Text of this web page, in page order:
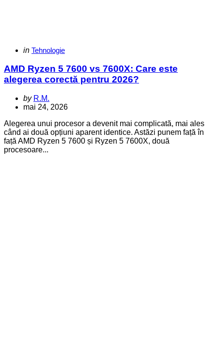
Categories
Posted
in Tehnologie
AMD Ryzen 5 7600 vs 7600X: Care este
alegerea corectă pentru 2026?
Posted
by
by R.M.
mai 24, 2026
Alegerea unui procesor a devenit mai complicată, mai ales
când ai două opțiuni aparent identice. Astăzi punem față în
față AMD Ryzen 5 7600 și Ryzen 5 7600X, două
procesoare...